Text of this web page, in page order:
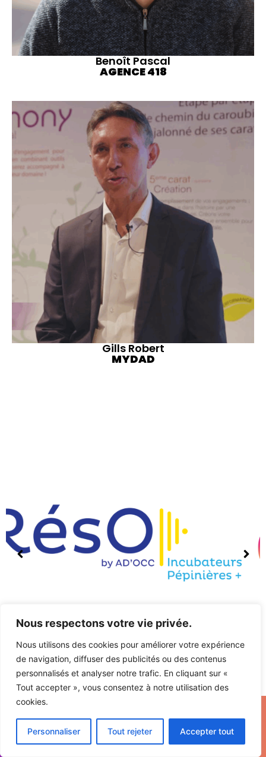
Nous respectons votre vie privée.
Nous utilisons des cookies pour améliorer votre expérience
de navigation, diffuser des publicités ou des contenus
personnalisés et analyser notre trafic. En cliquant sur «
Tout accepter », vous consentez à notre utilisation des
cookies.
Personnaliser Tout rejeter Accepter tout
Benoît Pascal
AGENCE 418
Gills Robert
MYDAD